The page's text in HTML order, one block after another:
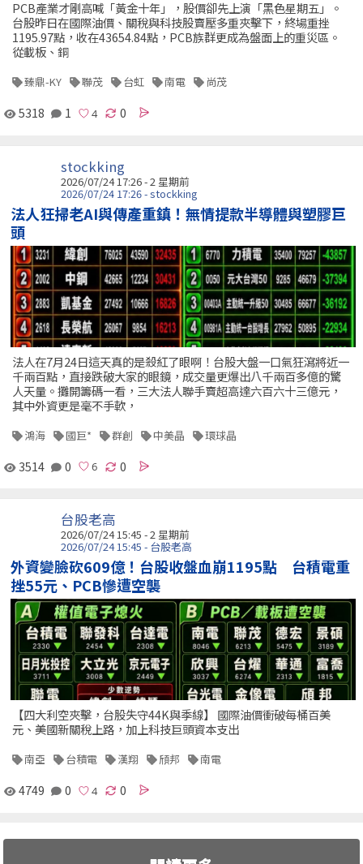
PCB產業才剛高喊「黃金十年」，股價卻先上演「黑色星期五」。
台股昨日在國際油價、關稅與科技股賣壓多重夾擊下，終場重挫
1195.97點，收在43654.84點，PCB族群更成為盤面上的重災區。
從載板、銅
臻鼎-KY 聯茂 台虹 南電 尚茂
5318 1 0
stockking
2026/07/24 17:26 - 2 星期前
2026/07/24 17:26 - stockking
法人狂掃老AI與傳產重鎮！無情提款半導體與塑膠巨
頭
法人在7月24日這天真的是殺紅了眼啊！台股大盤一口氣狂瀉將近一
千兩百點，直接跌破大家的眼鏡，成交量更爆出八千兩百多億的驚
人天量。攤開籌碼一看，三大法人聯手賣超高達六百六十三億元，
其中外資更是毫不手軟，
鴻海 國巨* 群創 中美晶 環球晶
3514 0 0
台股老高
2026/07/24 15:45 - 2 星期前
2026/07/24 15:45 - 台股老高
外資變臉砍609億！台股收盤血崩1195點 台積電重
挫55元、PCB慘遭空襲
【四大利空夾擊，台股失守44K與季線】 國際油價衝破每桶百美
元、美國新關稅上路，加上科技巨頭資本支出
南亞 台積電 漢翔 頎邦 南電
4749 0 0